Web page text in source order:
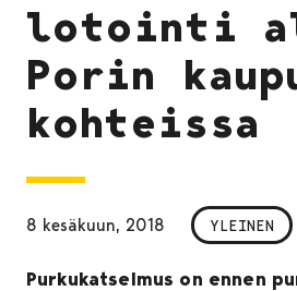
lotointi
Porin
kohteissa
8 kesäkuun, 2018 YLEINEN
Purkukatselmus on ennen